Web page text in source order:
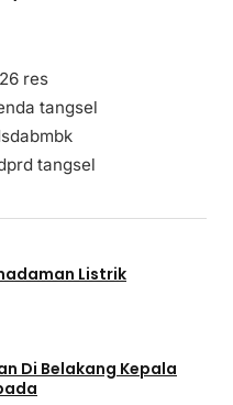
Listrik
Di Belakang Kepala